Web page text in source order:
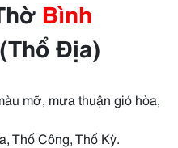
Bình
Địa)
mỡ, mưa thuận gió hòa,
Thổ Công, Thổ Kỳ.